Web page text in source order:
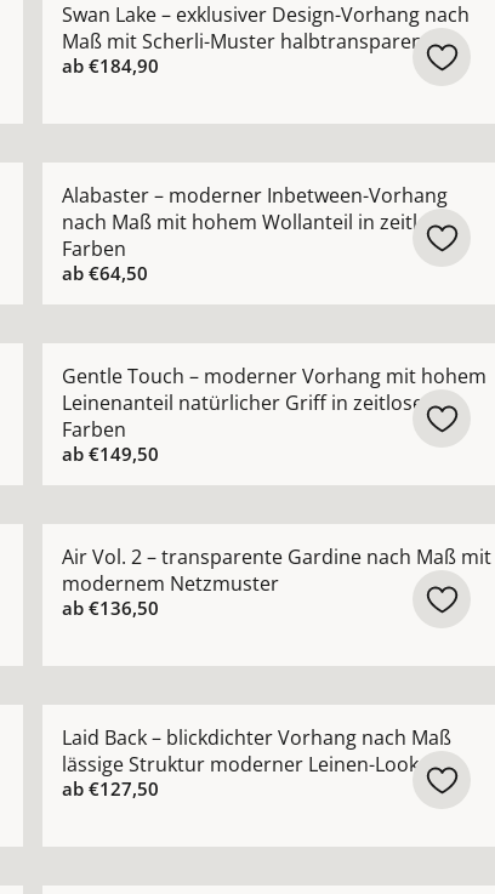
Swan Lake – exklusiver Design-Vorhang nach
Maß mit Scherli-Muster halbtransparent
ab €184,90
Alabaster – moderner Inbetween-Vorhang
nach Maß mit hohem Wollanteil in zeitlosen
Farben
ab €64,50
Gentle Touch – moderner Vorhang mit hohem
Leinenanteil natürlicher Griff in zeitlosen
Farben
ab €149,50
Air Vol. 2 – transparente Gardine nach Maß mit
modernem Netzmuster
ab €136,50
Laid Back – blickdichter Vorhang nach Maß
lässige Struktur moderner Leinen-Look
ab €127,50